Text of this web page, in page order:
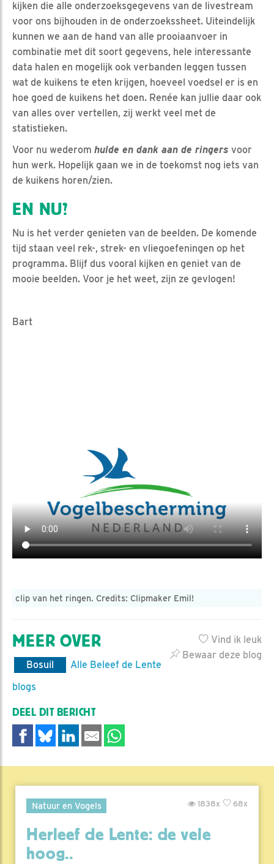
kijken die alle onderzoeksgegevens van de livestream
voor ons bijhouden in de onderzoekssheet. Uiteindelijk
kunnen we aan de hand van alle prooiaanvoer in
combinatie met dit soort gegevens, hele interessante
data halen en mogelijk ook verbanden leggen tussen
wat de kuikens te eten krijgen, hoeveel voedsel er is en
hoe goed de kuikens het doen. Renée kan jullie daar ook
van alles over vertellen, zij werkt veel met de
statistieken.
Voor nu wederom hulde en dank aan de ringers voor
hun werk. Hopelijk gaan we in de toekomst nog iets van
de kuikens horen/zien.
EN NU?
Nu is het verder genieten van de beelden. De komende
tijd staan veel rek-, strek- en vliegoefeningen op het
programma. Blijf dus vooral kijken en geniet van de
mooie beelden. Voor je het weet, zijn ze gevlogen!
Bart
clip van het ringen. Credits: Clipmaker Emil!
Vind ik leuk
Bewaar deze blog
MEER OVER
Bosuil
Alle Beleef de Lente
blogs
DEEL DIT BERICHT
Natuur en Vogels 68x
1838x
Herleef de Lente: de vele
hoog..